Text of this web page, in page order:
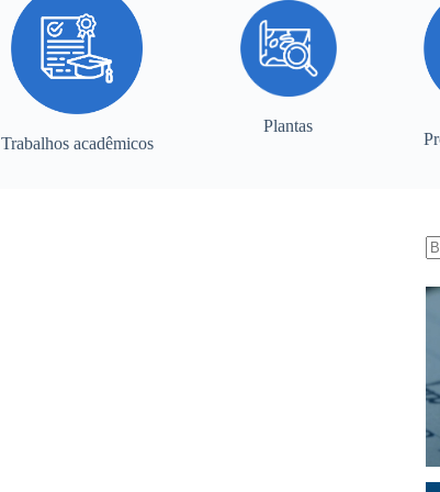
Trabalhos acadêmicos
Plantas